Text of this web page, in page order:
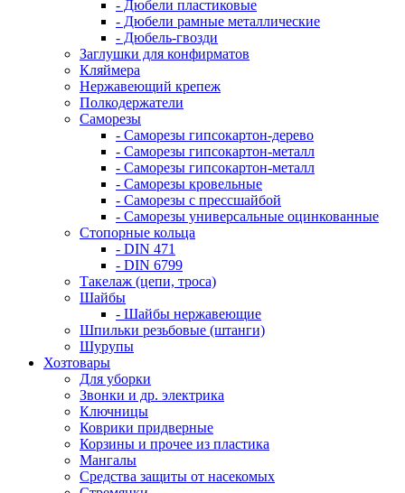
- Дюбели пластиковые
- Дюбели рамные металлические
- Дюбель-гвозди
Заглушки для конфирматов
Кляймера
Нержавеющий крепеж
Полкодержатели
Саморезы
- Саморезы гипсокартон-дерево
- Саморезы гипсокартон-металл
- Саморезы гипсокартон-металл
- Саморезы кровельные
- Саморезы с прессшайбой
- Саморезы универсальные оцинкованные
Стопорные кольца
- DIN 471
- DIN 6799
Такелаж (цепи, троса)
Шайбы
- Шайбы нержавеющие
Шпильки резьбовые (штанги)
Шурупы
Хозтовары
Для уборки
Звонки и др. электрика
Ключницы
Коврики придверные
Корзины и прочее из пластика
Мангалы
Средства защиты от насекомых